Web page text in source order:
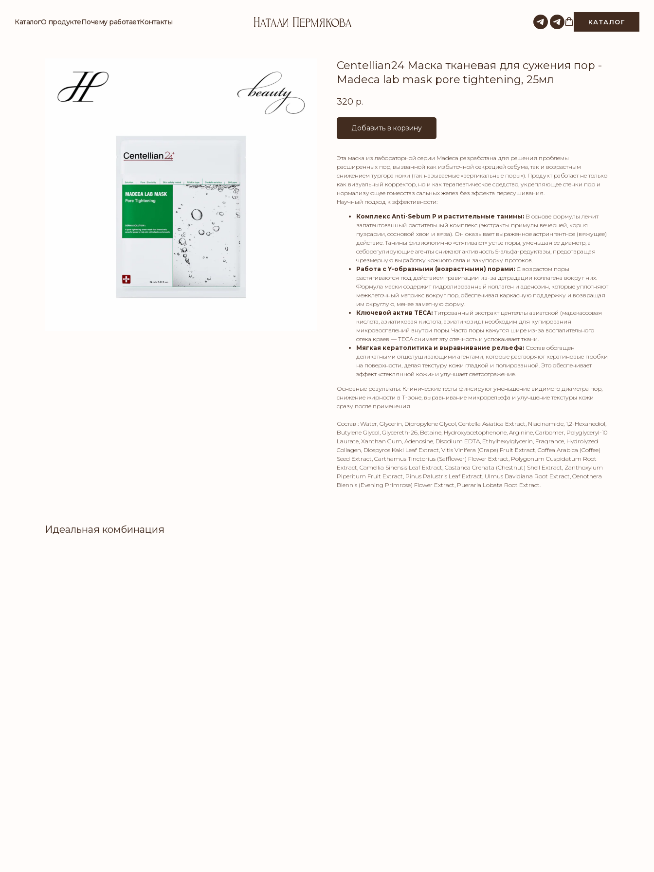
КаталогО продуктеПочему работаетКонтакты КАТАЛОГ
Centellian24 Маска тканевая для сужения пор -
Madeca lab mask pore tightening, 25мл
320 р.
Добавить в корзину
Эта маска из лабораторной серии Madeca разработана для решения проблемы
расширенных пор, вызванной как избыточной секрецией себума, так и возрастным
снижением тургора кожи (так называемые «вертикальные поры»). Продукт работает не только
как визуальный корректор, но и как терапевтическое средство, укрепляющее стенки пор и
нормализующее гомеостаз сальных желез без эффекта пересушивания.
Научный подход к эффективности:
Комплекс Anti-Sebum P и растительные танины: В основе формулы лежит
запатентованный растительный комплекс (экстракты примулы вечерней, корня
пуэрарии, сосновой хвои и вяза). Он оказывает выраженное астрингентное (вяжущее)
действие. Танины физиологично «стягивают» устье поры, уменьшая ее диаметр, а
себорегулирующие агенты снижают активность 5-альфа-редуктазы, предотвращая
чрезмерную выработку кожного сала и закупорку протоков.
Работа с Y-образными (возрастными) порами: С возрастом поры
растягиваются под действием гравитации из-за деградации коллагена вокруг них.
Формула маски содержит гидролизованный коллаген и аденозин, которые уплотняют
межклеточный матрикс вокруг пор, обеспечивая каркасную поддержку и возвращая
им округлую, менее заметную форму.
Ключевой актив TECA: Титрованный экстракт центеллы азиатской (мадекассовая
кислота, азиатиковая кислота, азиатикозид) необходим для купирования
микровоспалений внутри поры. Часто поры кажутся шире из-за воспалительного
отека краев — TECA снимает эту отечность и успокаивает ткани.
Мягкая кератолитика и выравнивание рельефа: Состав обогащен
деликатными отшелушивающими агентами, которые растворяют кератиновые пробки
на поверхности, делая текстуру кожи гладкой и полированной. Это обеспечивает
эффект «стеклянной кожи» и улучшает светоотражение.
Основные результаты: Клинические тесты фиксируют уменьшение видимого диаметра пор,
снижение жирности в Т-зоне, выравнивание микрорельефа и улучшение текстуры кожи
сразу после применения.
Состав : Water, Glycerin, Dipropylene Glycol, Centella Asiatica Extract, Niacinamide, 1,2-Hexanediol,
Butylene Glycol, Glycereth-26, Betaine, Hydroxyacetophenone, Arginine, Carbomer, Polyglyceryl-10
Laurate, Xanthan Gum, Adenosine, Disodium EDTA, Ethylhexylglycerin, Fragrance, Hydrolyzed
Collagen, Diospyros Kaki Leaf Extract, Vitis Vinifera (Grape) Fruit Extract, Coffea Arabica (Coffee)
Seed Extract, Carthamus Tinctorius (Safflower) Flower Extract, Polygonum Cuspidatum Root
Extract, Camellia Sinensis Leaf Extract, Castanea Crenata (Chestnut) Shell Extract, Zanthoxylum
Piperitum Fruit Extract, Pinus Palustris Leaf Extract, Ulmus Davidiana Root Extract, Oenothera
Biennis (Evening Primrose) Flower Extract, Pueraria Lobata Root Extract.
Идеальная комбинация